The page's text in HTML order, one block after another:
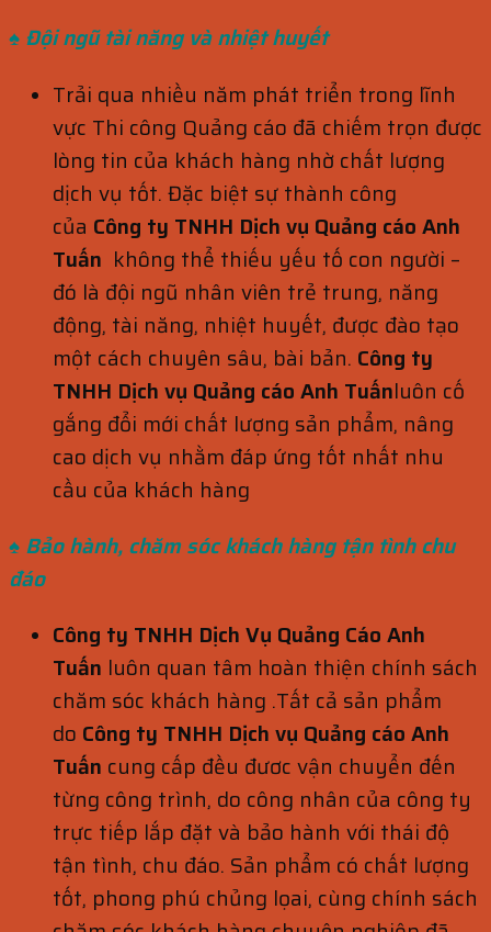
♠ Đội ngũ tài năng và nhiệt huyết
Trải qua nhiều năm phát triển trong lĩnh
vực Thi công Quảng cáo đã chiếm trọn được
lòng tin của khách hàng nhờ chất lượng
dịch vụ tốt. Đặc biệt sự thành công
của Công ty TNHH Dịch vụ Quảng cáo Anh
Tuấn không thể thiếu yếu tố con người –
đó là đội ngũ nhân viên trẻ trung, năng
động, tài năng, nhiệt huyết, được đào tạo
một cách chuyên sâu, bài bản. Công ty
TNHH Dịch vụ Quảng cáo Anh Tuấnluôn cố
gắng đổi mới chất lượng sản phẩm, nâng
cao dịch vụ nhằm đáp ứng tốt nhất nhu
cầu của khách hàng
♠ Bảo hành, chăm sóc khách hàngtận tình chu
đáo
Công ty TNHH Dịch Vụ Quảng Cáo Anh
Tuấn luôn quan tâm hoàn thiện chính sách
chăm sóc khách hàng .Tất cả sản phẩm
do Công ty TNHH Dịch vụ Quảng cáo Anh
Tuấn cung cấp đều đươc vận chuyển đến
từng công trình, do công nhân của công ty
trực tiếp lắp đặt và bảo hành với thái độ
tận tình, chu đáo. Sản phẩm có chất lượng
tốt, phong phú chủng lọai, cùng chính sách